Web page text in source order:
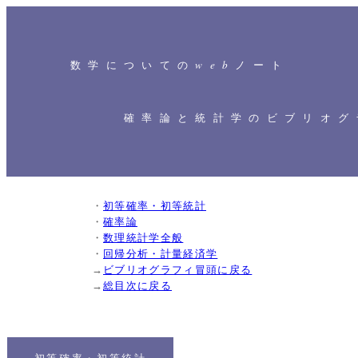
数学についてのweb ノート
確率論と統計学のビブリオグ
・ 初等確率・初等統計
・ 確率論
・ 数理統計学全般
・ 回帰分析・計量経済学
→ ビブリオグラフィ冒頭に戻る
→ 総目次に戻る